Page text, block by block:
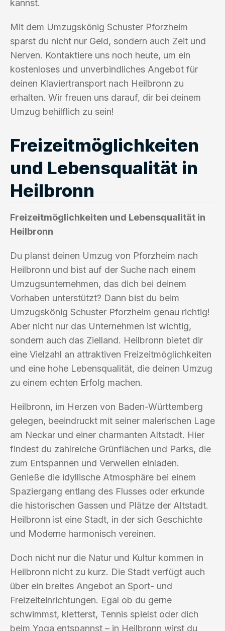
kannst.
Mit dem Umzugskönig Schuster Pforzheim
sparst du nicht nur Geld, sondern auch Zeit und
Nerven. Kontaktiere uns noch heute, um ein
kostenloses und unverbindliches Angebot für
deinen Klaviertransport nach Heilbronn zu
erhalten. Wir freuen uns darauf, dir bei deinem
Umzug behilflich zu sein!
Freizeitmöglichkeiten
und Lebensqualität in
Heilbronn
Freizeitmöglichkeiten und Lebensqualität in
Heilbronn
Du planst deinen Umzug von Pforzheim nach
Heilbronn und bist auf der Suche nach einem
Umzugsunternehmen, das dich bei deinem
Vorhaben unterstützt? Dann bist du beim
Umzugskönig Schuster Pforzheim genau richtig!
Aber nicht nur das Unternehmen ist wichtig,
sondern auch das Zielland. Heilbronn bietet dir
eine Vielzahl an attraktiven Freizeitmöglichkeiten
und eine hohe Lebensqualität, die deinen Umzug
zu einem echten Erfolg machen.
Heilbronn, im Herzen von Baden-Württemberg
gelegen, beeindruckt mit seiner malerischen Lage
am Neckar und einer charmanten Altstadt. Hier
findest du zahlreiche Grünflächen und Parks, die
zum Entspannen und Verweilen einladen.
Genieße die idyllische Atmosphäre bei einem
Spaziergang entlang des Flusses oder erkunde
die historischen Gassen und Plätze der Altstadt.
Heilbronn ist eine Stadt, in der sich Geschichte
und Moderne harmonisch vereinen.
Doch nicht nur die Natur und Kultur kommen in
Heilbronn nicht zu kurz. Die Stadt verfügt auch
über ein breites Angebot an Sport- und
Freizeiteinrichtungen. Egal ob du gerne
schwimmst, kletterst, Tennis spielst oder dich
beim Yoga entspannst – in Heilbronn wirst du